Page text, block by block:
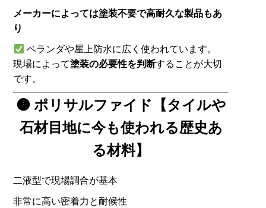
メーカーによっては塗装不要で高耐久な製品もあ
り
ベランダや屋上防水に広く使われています。
現場によって塗装の必要性を判断することが大切
です。
🟤 ポリサルファイド【タイルや
石材目地に今も使われる歴史あ
る材料】
二液型で現場調合が基本
非常に高い密着力と耐候性